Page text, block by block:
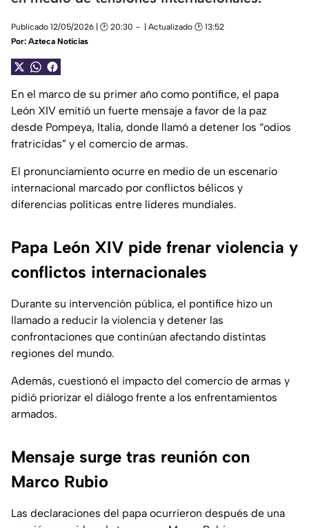
Publicado 12/05/2026 | 🕑 20:30
| Actualizado 🕑 13:52
Por: Azteca Noticias
En el marco de su primer año como pontífice, el papa
León XIV emitió un fuerte mensaje a favor de la paz
desde Pompeya, Italia, donde llamó a detener los “odios
fratricidas” y el comercio de armas.
El pronunciamiento ocurre en medio de un escenario
internacional marcado por conflictos bélicos y
diferencias políticas entre líderes mundiales.
Papa León XIV pide frenar violencia y
conflictos internacionales
Durante su intervención pública, el pontífice hizo un
llamado a reducir la violencia y detener las
confrontaciones que continúan afectando distintas
regiones del mundo.
Además, cuestionó el impacto del comercio de armas y
pidió priorizar el diálogo frente a los enfrentamientos
armados.
Mensaje surge tras reunión con
Marco Rubio
Las declaraciones del papa ocurrieron después de una